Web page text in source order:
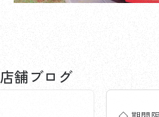
店舗ブログ
茅ヶ崎店